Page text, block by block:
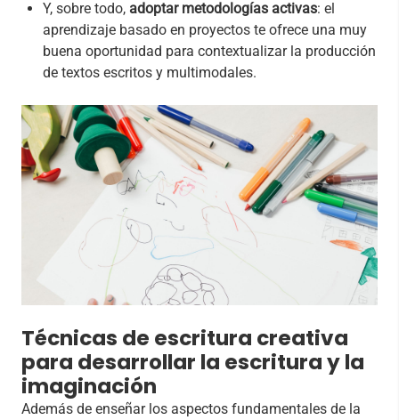
Y, sobre todo, adoptar metodologías activas: el
aprendizaje basado en proyectos te ofrece una muy
buena oportunidad para contextualizar la producción
de textos escritos y multimodales.
Técnicas de escritura creativa
para desarrollar la escritura y la
imaginación
Además de enseñar los aspectos fundamentales de la